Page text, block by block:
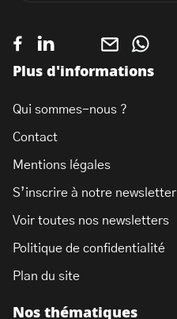
Nos thématiques
Plus d'informations
Qui sommes-nous ?
Contact
Mentions légales
S’inscrire à notre newsletter
Voir toutes nos newsletters
Politique de confidentialité
Plan du site